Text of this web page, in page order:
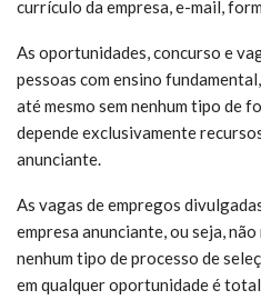
currículo da empresa, e-mail,
As oportunidades, concurso e
pessoas com ensino
até mesmo sem nenhum tipo de
depende exclusivamente
anunciante.
As vagas de empregos
empresa anunciante, ou seja,
nenhum tipo de processo de
em qualquer oportunidade é